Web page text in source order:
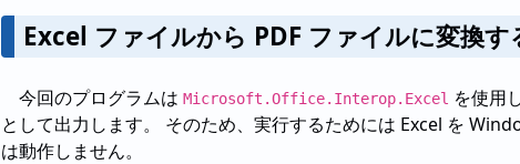
Excel ファイルから PDF ファイルに変換す
今回のプログラムは Microsoft.Office.Interop.Excel を使用
として出力します。 そのため、実行するためには Excel を
は動作しません。